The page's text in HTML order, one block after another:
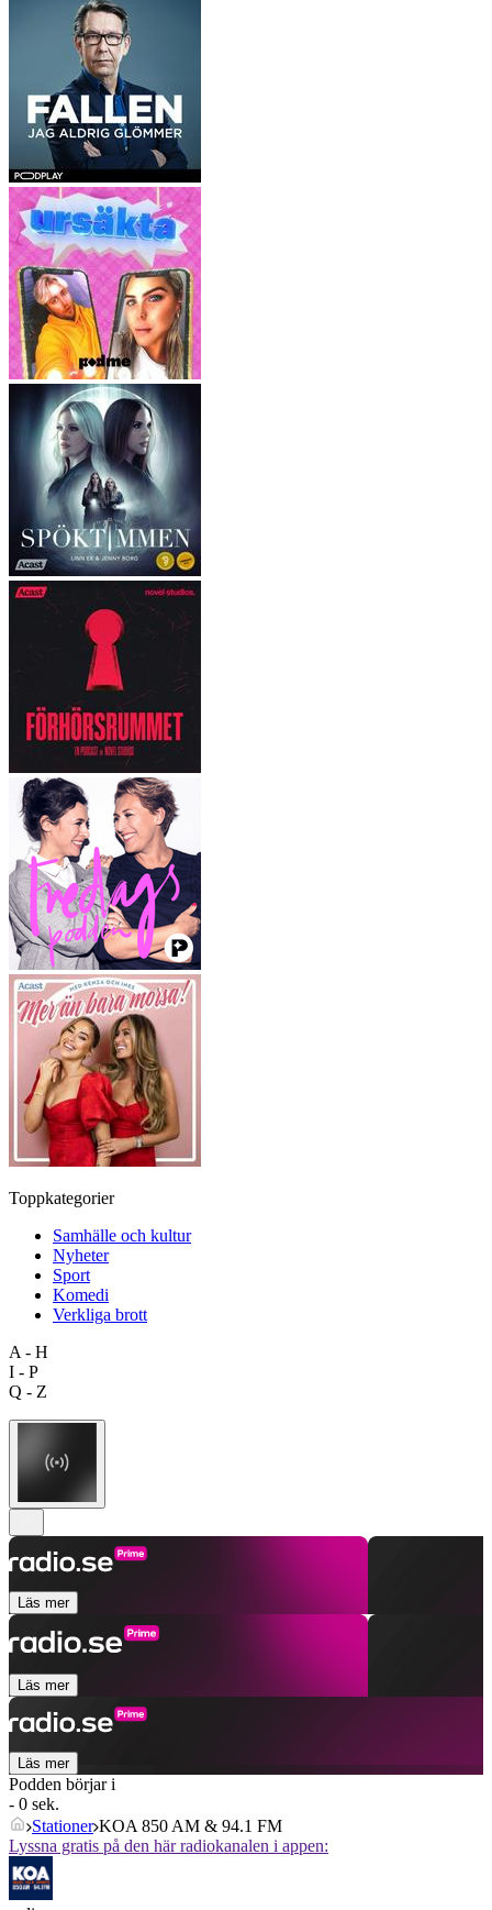
Toppkategorier
Samhälle och kultur
Nyheter
Sport
Komedi
Verkliga brott
A - H
I - P
Q - Z
Läs mer
Läs mer
Läs mer
Podden börjar i
- 0 sek.
Stationer KOA 850 AM & 94.1 FM
Lyssna gratis på den här radiokanalen i appen: